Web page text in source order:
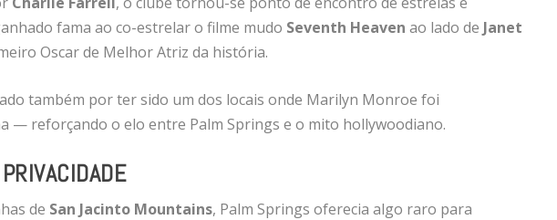
fama ao co-estrelar o filme mudo Seventh Heaven ao lado de Janet
Oscar de Melhor Atriz da história.
também por ter sido um dos locais onde Marilyn Monroe foi
— reforçando o elo entre Palm Springs e o mito hollywoodiano.
de San Jacinto Mountains, Palm Springs oferecia algo raro para